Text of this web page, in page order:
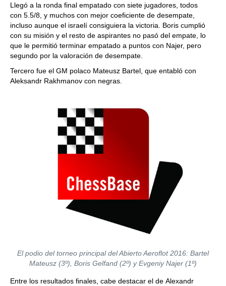
Llegó a la ronda final empatado con siete jugadores, todos
con 5.5/8, y muchos con mejor coeficiente de desempate,
incluso aunque el israelí consiguiera la victoria. Boris cumplió
con su misión y el resto de aspirantes no pasó del empate, lo
que le permitió terminar empatado a puntos con Najer, pero
segundo por la valoración de desempate.
Tercero fue el GM polaco Mateusz Bartel, que entabló con
Aleksandr Rakhmanov con negras.
El podio del torneo principal del Abierto Aeroflot 2016: Bartel
Mateusz (3º), Boris Gelfand (2º) y Evgeniy Najer (1º)
Entre los resultados finales, cabe destacar el de Alexandr